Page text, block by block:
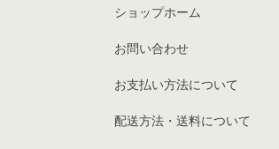
ショップホーム
お問い合わせ
お支払い方法について
配送方法・送料について